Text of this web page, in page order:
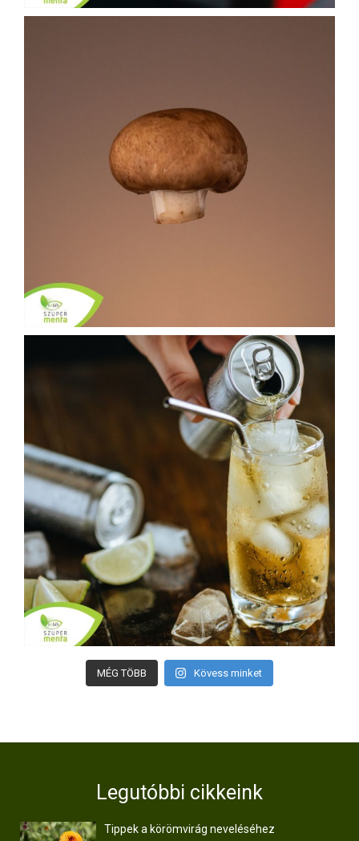
MÉG TÖBB Kövess minket
Legutóbbi cikkeink
Tippek a körömvirág neveléséhez